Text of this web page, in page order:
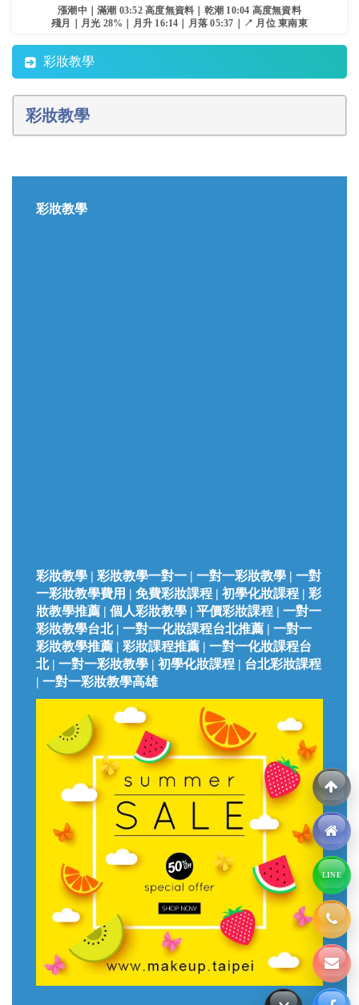
漲潮中｜滿潮 03:52 高度無資料｜乾潮 10:04 高度無資料
殘月｜月光 28%｜月升 16:14｜月落 05:37｜↗ 月位 東南東
彩妝教學
彩妝教學
彩妝教學
彩妝教學 | 彩妝教學一對一 | 一對一彩妝教學 | 一對
一彩妝教學費用 | 免費彩妝課程 | 初學化妝課程 | 彩
妝教學推薦 | 個人彩妝教學 | 平價彩妝課程 | 一對一
彩妝教學台北 | 一對一化妝課程台北推薦 | 一對一
彩妝教學推薦 | 彩妝課程推薦 | 一對一化妝課程台
北 | 一對一彩妝教學 | 初學化妝課程 | 台北彩妝課程
| 一對一彩妝教學高雄
LINE